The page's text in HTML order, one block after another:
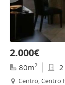
2.000€
80m2 2
Centro, Centro